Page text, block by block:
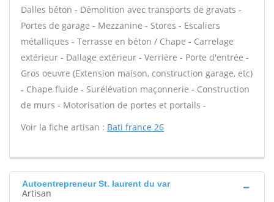
Dalles béton - Démolition avec transports de gravats -
Portes de garage - Mezzanine - Stores - Escaliers
métalliques - Terrasse en béton / Chape - Carrelage
extérieur - Dallage extérieur - Verrière - Porte d'entrée -
Gros oeuvre (Extension maison, construction garage, etc)
- Chape fluide - Surélévation maçonnerie - Construction
de murs - Motorisation de portes et portails -
Voir la fiche artisan : Bati france 26
Autoentrepreneur St. laurent du var
Artisan